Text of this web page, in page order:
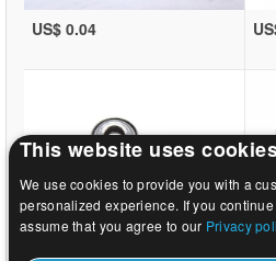
US$ 0.04
This website uses
We use cookies to provide you with a
personalized experience. If you
assume that you agree to our Privacy